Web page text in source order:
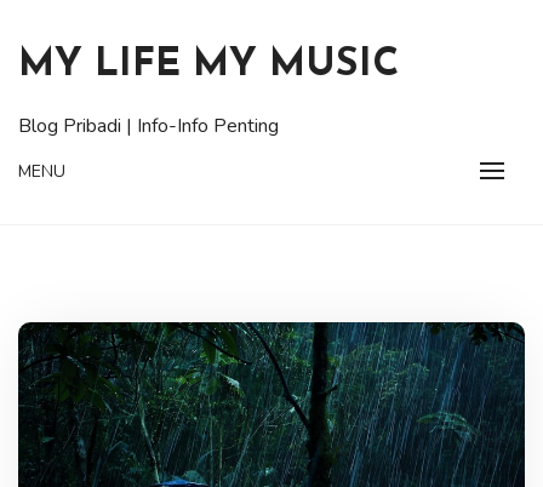
content
MY LIFE MY MUSIC
Blog Pribadi | Info-Info Penting
MENU